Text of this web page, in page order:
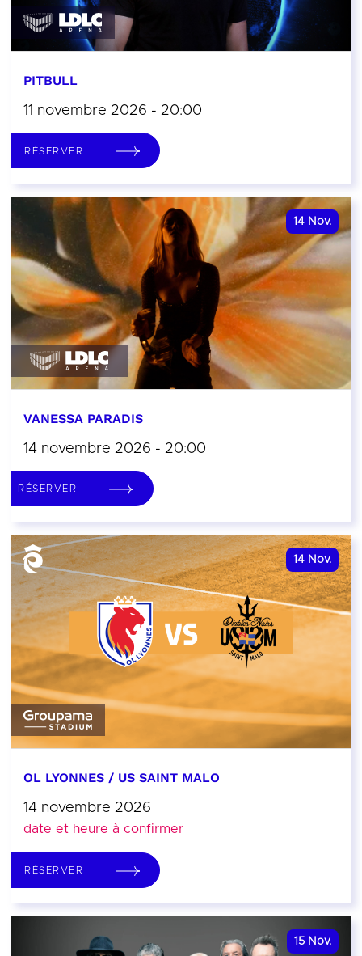
PITBULL
11 novembre 2026 - 20:00
RÉSERVER
14 Nov.
VANESSA PARADIS
14 novembre 2026 - 20:00
RÉSERVER
14 Nov.
OL LYONNES / US SAINT MALO
14 novembre 2026
date et heure à confirmer
RÉSERVER
15 Nov.